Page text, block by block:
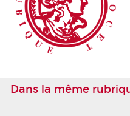
Dans la même